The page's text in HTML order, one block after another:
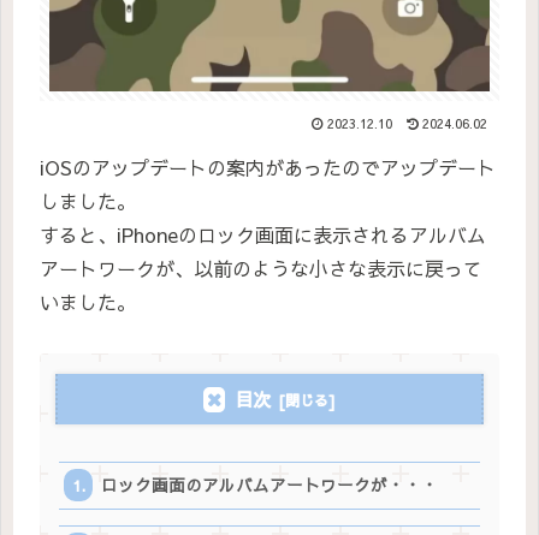
2023.12.10 2024.06.02
iOSのアップデートの案内があったのでアップデート
しました。
すると、iPhoneのロック画面に表示されるアルバム
アートワークが、以前のような小さな表示に戻って
いました。
目次
ロック画面のアルバムアートワークが・・・